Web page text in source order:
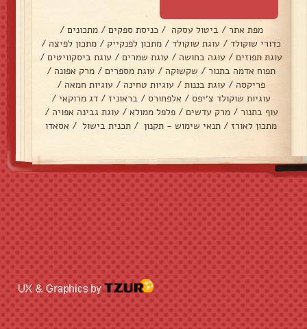
מפת אתר / ביטול עסקה / כניסת ספקים / מתכונים /
כדורי שוקולד / עוגת שוקולד / מתכון לפנקייק / מתכון לפיצה /
עוגת תפוזים / עוגה בחושה / עוגת שמרים / עוגת ביסקוויטים /
תפוח אדמה בתנור / שקשוקה / עוגת מספרים / מרק אפונה /
פריקסה / עוגת בננות / עוגיות טחינה / עוגיות חמאה /
עוגיות שוקולד צ׳יפס / אלפחורס / בראוניז / דג מרוקאי /
עוף בתנור / מרק עדשים / פלפל ממולא / עוגת גבינה אפויה /
מתכון לאורז / תנאי שימוש - תקנון / תכנית בישול / אסאדו